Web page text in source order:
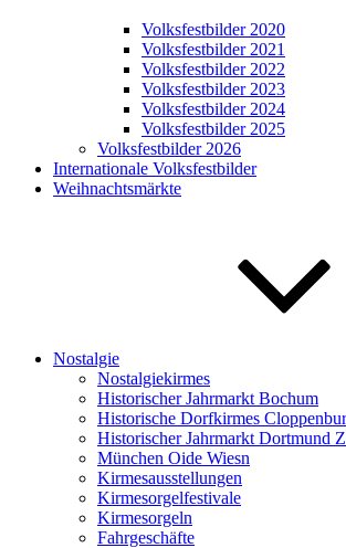
Volksfestbilder 2020
Volksfestbilder 2021
Volksfestbilder 2022
Volksfestbilder 2023
Volksfestbilder 2024
Volksfestbilder 2025
Volksfestbilder 2026
Internationale Volksfestbilder
Weihnachtsmärkte
Nostalgie
Nostalgiekirmes
Historischer Jahrmarkt Bochum
Historische Dorfkirmes
Historischer Jahrmarkt Dortmund
München Oide Wiesn
Kirmesausstellungen
Kirmesorgelfestivale
Kirmesorgeln
Fahrgeschäfte